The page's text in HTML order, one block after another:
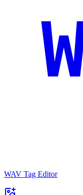
WAV Tag Editor